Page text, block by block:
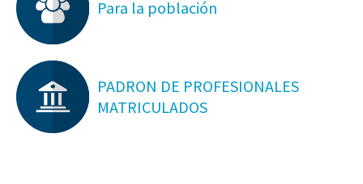
Para la población
PADRON DE PROFESIONALES
MATRICULADOS